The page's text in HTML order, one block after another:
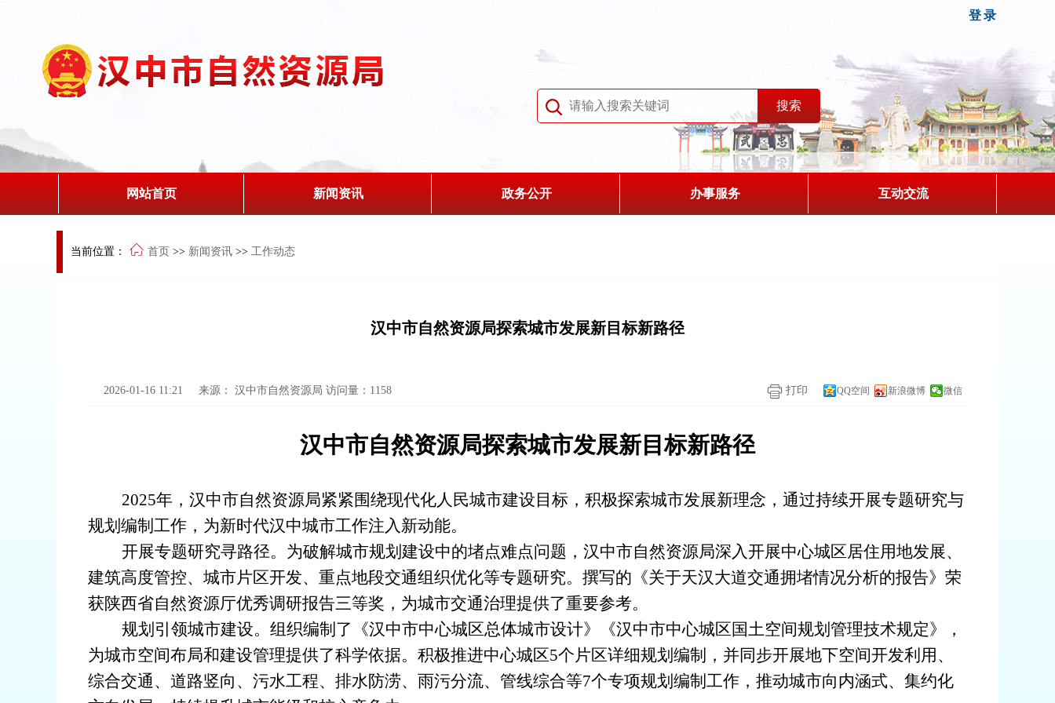
登录
网站首页 新闻资讯 政务公开 办事服务 互动交流
当前位置： 首页 >> 新闻资讯 >> 工作动态
汉中市自然资源局探索城市发展新目标新路径
2026-01-16 11:21 来源： 汉中市自然资源局 访问量： 1158 打印 QQ空间 新浪微博 微信
汉中市自然资源局探索城市发展新目标新路径
2025年，汉中市自然资源局紧紧围绕现代化人民城市建设目标，积极探索城市发展新理念，通过持续开展专题研究与
规划编制工作，为新时代汉中城市工作注入新动能。
开展专题研究寻路径。 ‌为破解城市规划建设中的堵点难点问题，汉中市自然资源局深入开展中心城区居住用地发展、
建筑高度管控、城市片区开发、重点地段交通组织优化等专题研究。撰写的《关于天汉大道交通拥堵情况分析的报告》荣
获陕西省自然资源厅优秀调研报告三等奖，为城市交通治理提供了重要参考。
‌规划引领城市建设。 组织编制 了《汉中市中心城区总体城市设计》《汉中市中心城区国土空间规划管理技术规定》，
为城市空间布局和建设管理提供了科学依据。积极推进中心城区5个片区详细规划编制，并同步开展地下空间开发利用、
综合交通、道路竖向、污水工程、排水防涝、雨污分流、管线综合等7个专项规划编制工作，推动城市向内涵式、集约化